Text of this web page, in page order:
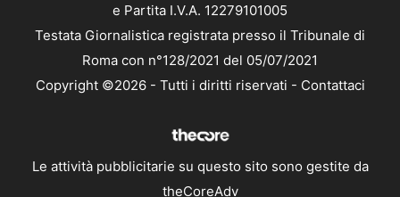
e Partita I.V.A. 12279101005
Testata Giornalistica registrata presso il Tribunale di
Roma con n°128/2021 del 05/07/2021
Copyright ©2026 - Tutti i diritti riservati - Contattaci
Le attività pubblicitarie su questo sito sono gestite da
theCoreAdv